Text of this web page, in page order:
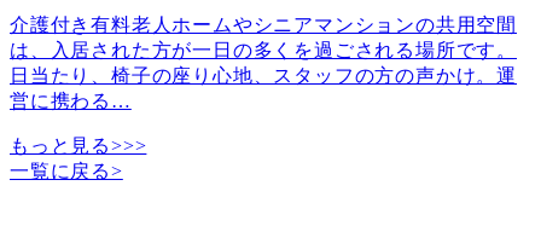
介護付き有料老人ホームやシニアマンションの共用空間
は、入居された方が一日の多くを過ごされる場所です。
日当たり、椅子の座り心地、スタッフの方の声かけ。運
営に携わる …
もっと見る>>>
一覧に戻る>